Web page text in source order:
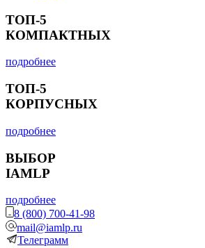
ТОП-5
КОМПАКТНЫХ
подробнее
ТОП-5
КОРПУСНЫХ
подробнее
ВЫБОР
IAMLP
подробнее
8 (800) 700-41-98
mail@iamlp.ru
Телеграмм